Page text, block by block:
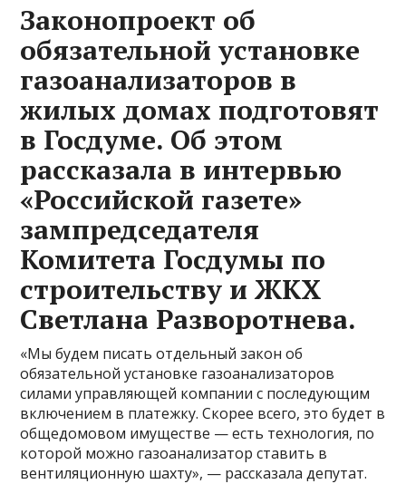
Законопроект об
обязательной установке
газоанализаторов в
жилых домах подготовят
в Госдуме. Об этом
рассказала в интервью
«Российской газете»
зампредседателя
Комитета Госдумы по
строительству и ЖКХ
Светлана Разворотнева.
«Мы будем писать отдельный закон об
обязательной установке газоанализаторов
силами управляющей компании с последующим
включением в платежку. Скорее всего, это будет в
общедомовом имуществе — есть технология, по
которой можно газоанализатор ставить в
вентиляционную шахту», — рассказала депутат.